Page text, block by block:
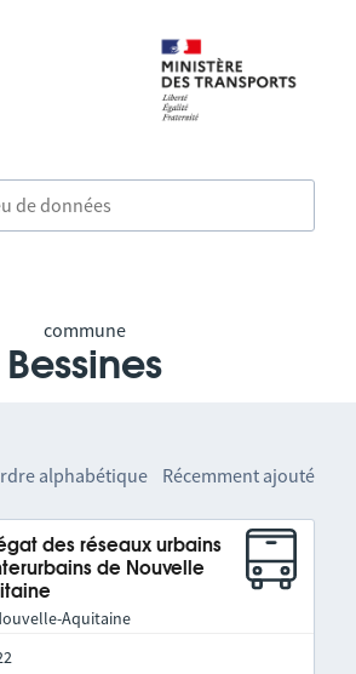
commune
Bessines
alphabétique Récemment ajouté
des réseaux urbains
de Nouvelle
Aquitaine